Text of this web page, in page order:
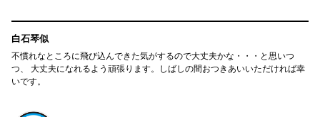
白石琴似
不慣れなところに飛び込んできた気がするので大丈夫かな・・・と思いつ
つ、 大丈夫になれるよう頑張ります。しばしの間おつきあいいただければ幸
いです。